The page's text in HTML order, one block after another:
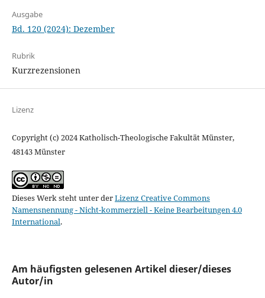
Ausgabe
Bd. 120 (2024): Dezember
Rubrik
Kurzrezensionen
Lizenz
Copyright (c) 2024 Katholisch-Theologische Fakultät Münster,
48143 Münster
Dieses Werk steht unter derLizenz Creative Commons
Namensnennung - Nicht-kommerziell - Keine Bearbeitungen 4.0
International.
Am häufigsten gelesenen Artikel dieser/dieses
Autor/in